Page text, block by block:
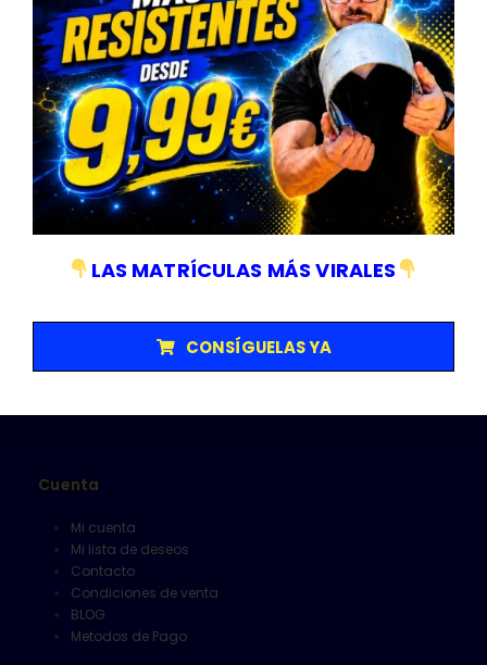
Empresa sujeta a normativa ISO 9001/14001
Alfombrillas
Cuenta
Mi cuenta
Mi lista de deseos
Contacto
Condiciones de venta
BLOG
Metodos de Pago
LAS MATRÍCULAS MÁS VIRALES
CONSÍGUELAS YA